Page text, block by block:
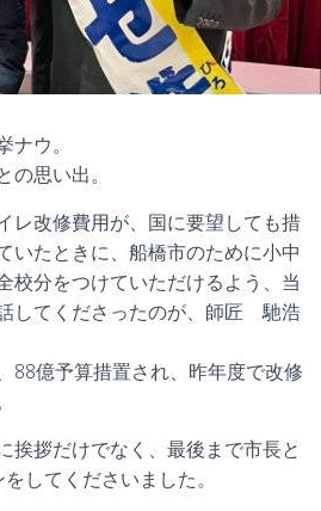
ウ。
思い出。
レ改修費用が、国に要望しても措
いたときに、船橋市のために小中
校分をつけていただけるよう、当
してくださったのが、師匠 馳浩
88億予算措置され、昨年度で改修
挨拶だけでなく、最後まで市長と
してくださいました。